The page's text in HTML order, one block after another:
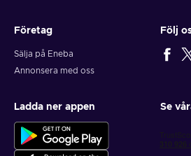
Företag
Sälja på Eneba
Annonsera med oss
Följ
Ladda ner appen Se